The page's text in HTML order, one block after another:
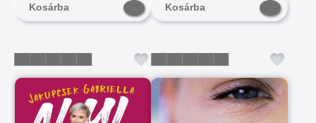
Kosárba Kosárba